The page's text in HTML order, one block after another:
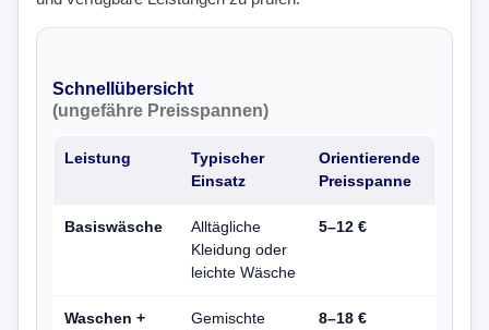
Schnellübersicht
(ungefähre Preisspannen)
Leistung
Typischer
Einsatz
Orientierende
Preisspanne
Basiswäsche
Alltägliche
Kleidung oder
leichte Wäsche
5–12 €
Waschen +
Gemischte
8–18 €